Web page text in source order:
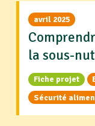
avril 2025
la sous-
Fiche projet
Sécurité